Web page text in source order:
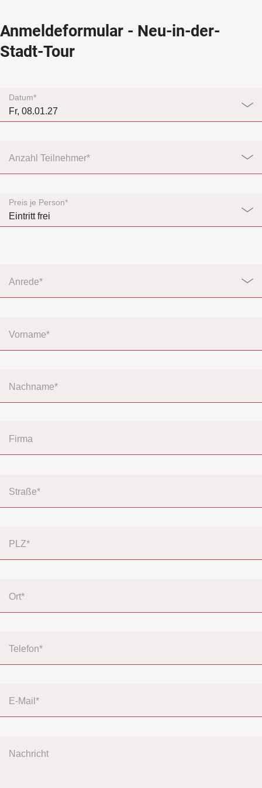
Anmeldeformular - Neu-in-der-
Stadt-Tour
Datum*
Anzahl Teilnehmer*
Preis je Person*
Anrede*
Vorname*
Nachname*
Firma
Straße*
PLZ*
Ort*
Telefon*
E-Mail*
Nachricht